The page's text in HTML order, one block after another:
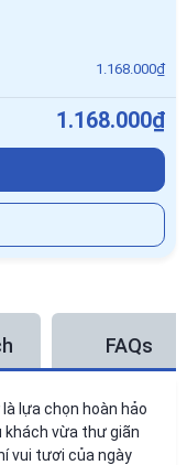
1.168.000₫
1.168.000₫
FAQs
là lựa chọn hoàn hảo
khách vừa thư giãn
vui tươi của ngày